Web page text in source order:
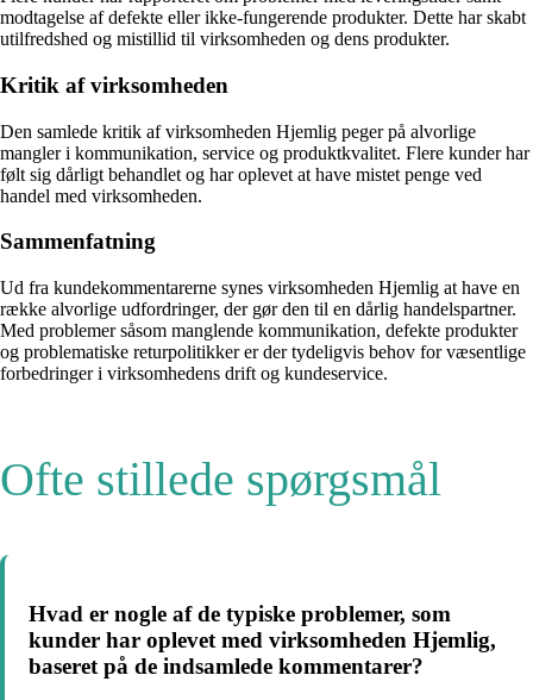
modtagelse af defekte eller ikke-fungerende produkter. Dette har skabt
utilfredshed og mistillid til virksomheden og dens produkter.
Kritik af virksomheden
Den samlede kritik af virksomheden Hjemlig peger på alvorlige
mangler i kommunikation, service og produktkvalitet. Flere kunder har
følt sig dårligt behandlet og har oplevet at have mistet penge ved
handel med virksomheden.
Sammenfatning
Ud fra kundekommentarerne synes virksomheden Hjemlig at have en
række alvorlige udfordringer, der gør den til en dårlig handelspartner.
Med problemer såsom manglende kommunikation, defekte produkter
og problematiske returpolitikker er der tydeligvis behov for væsentlige
forbedringer i virksomhedens drift og kundeservice.
Ofte stillede spørgsmål
Hvad er nogle af de typiske problemer, som
kunder har oplevet med virksomheden Hjemlig,
baseret på de indsamlede kommentarer?